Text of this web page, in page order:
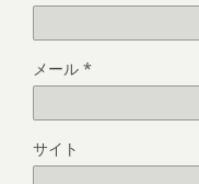
メール *
サイト